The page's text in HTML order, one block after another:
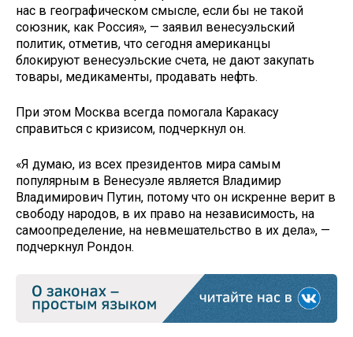
нас в географическом смысле, если бы не такой
союзник, как Россия», — заявил венесуэльский
политик, отметив, что сегодня американцы
блокируют венесуэльские счета, не дают закупать
товары, медикаменты, продавать нефть.
При этом Москва всегда помогала Каракасу
справиться с кризисом, подчеркнул он.
«Я думаю, из всех президентов мира самым
популярным в Венесуэле является Владимир
Владимирович Путин, потому что он искренне верит в
свободу народов, в их право на независимость, на
самоопределение, на невмешательство в их дела», —
подчеркнул Рондон.